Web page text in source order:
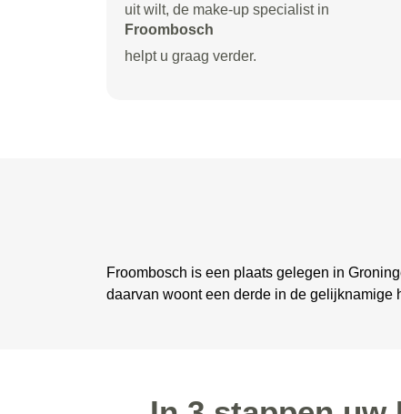
uit wilt, de make-up specialist in
Froombosch
helpt u graag verder.
Froombosch is een plaats gelegen in
daarvan woont een derde in de gelijknamige